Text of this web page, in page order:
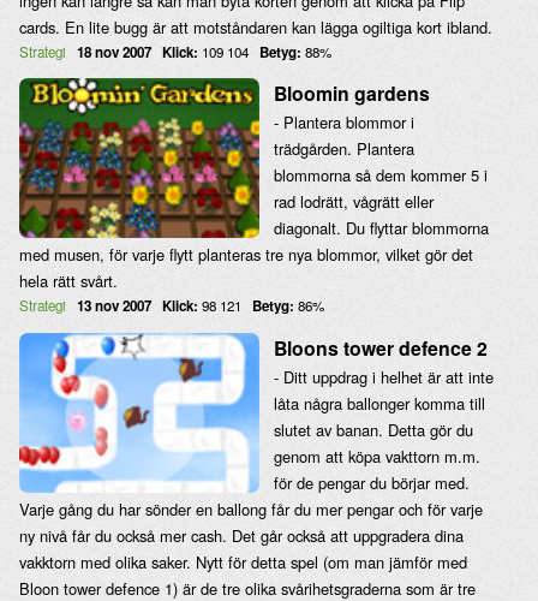
cards. En lite bugg är att motståndaren kan lägga ogiltiga kort ibland.
Strategi 18 nov 2007 Klick: 109 104 Betyg: 88%
Bloomin gardens
- Plantera blommor i
trädgården. Plantera
blommorna så dem kommer 5 i
rad lodrätt, vågrätt eller
diagonalt. Du flyttar blommorna
med musen, för varje flytt planteras tre nya blommor, vilket gör det
hela rätt svårt.
Strategi 13 nov 2007 Klick: 98 121 Betyg: 86%
Bloons tower defence 2
- Ditt uppdrag i helhet är att inte
låta några ballonger komma till
slutet av banan. Detta gör du
genom att köpa vakttorn m.m.
för de pengar du börjar med.
Varje gång du har sönder en ballong får du mer pengar och för varje
ny nivå får du också mer cash. Det går också att uppgradera dina
vakktorn med olika saker. Nytt för detta spel (om man jämför med
Bloon tower defence 1) är de tre olika svårihetsgraderna som är tre